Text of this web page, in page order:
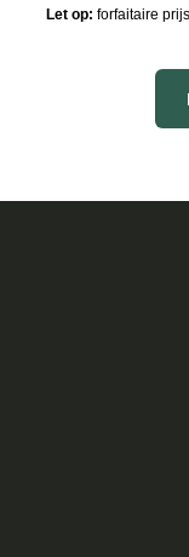
Let op: forfaitaire